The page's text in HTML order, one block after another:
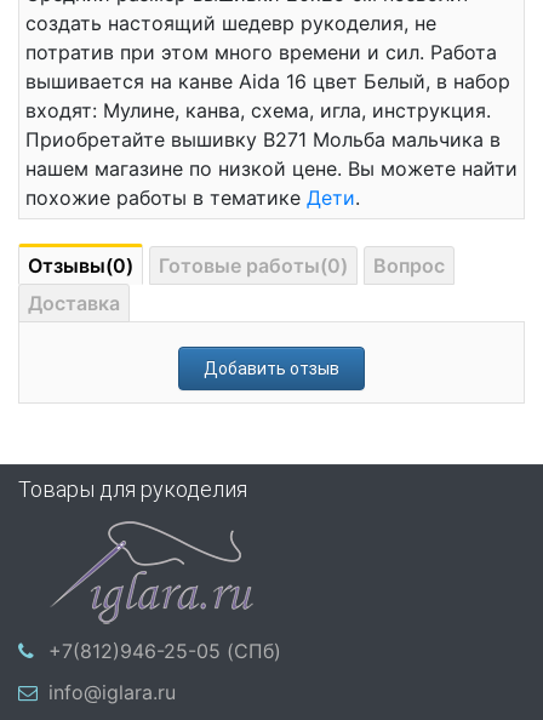
создать настоящий шедевр рукоделия, не
потратив при этом много времени и сил. Работа
вышивается на канве Aida 16 цвет Белый, в набор
входят: Мулине, канва, схема, игла, инструкция.
Приобретайте вышивку В271 Мольба мальчика в
нашем магазине по низкой цене. Вы можете найти
похожие работы в тематике Дети.
Отзывы(0) Готовые работы(0)
Вопрос
Доставка
Добавить отзыв
Товары для рукоделия
+7(812)946-25-05 (СПб)
info@iglara.ru